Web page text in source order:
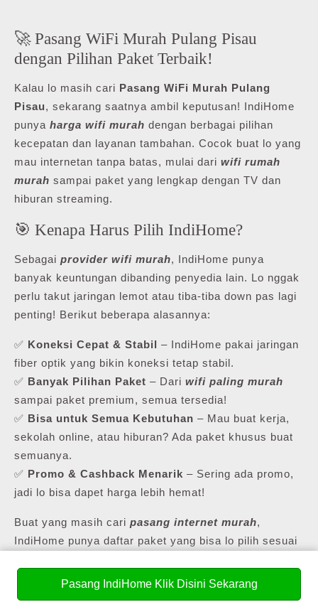
🚀 Pasang WiFi Murah Pulang Pisau
dengan Pilihan Paket Terbaik!
Kalau lo masih cari Pasang WiFi Murah Pulang
Pisau, sekarang saatnya ambil keputusan! IndiHome
punya harga wifi murah dengan berbagai pilihan
kecepatan dan layanan tambahan. Cocok buat lo yang
mau internetan tanpa batas, mulai dari wifi rumah
murah sampai paket yang lengkap dengan TV dan
hiburan streaming.
🎯 Kenapa Harus Pilih IndiHome?
Sebagai provider wifi murah, IndiHome punya
banyak keuntungan dibanding penyedia lain. Lo nggak
perlu takut jaringan lemot atau tiba-tiba down pas lagi
penting! Berikut beberapa alasannya:
✅ Koneksi Cepat & Stabil – IndiHome pakai jaringan
fiber optik yang bikin koneksi tetap stabil.
✅ Banyak Pilihan Paket – Dari wifi paling murah
sampai paket premium, semua tersedia!
✅ Bisa untuk Semua Kebutuhan – Mau buat kerja,
sekolah online, atau hiburan? Ada paket khusus buat
semuanya.
✅ Promo & Cashback Menarik – Sering ada promo,
jadi lo bisa dapet harga lebih hemat!
Buat yang masih cari pasang internet murah,
IndiHome punya daftar paket yang bisa lo pilih sesuai
Pasang IndiHome Klik Disini Sekarang